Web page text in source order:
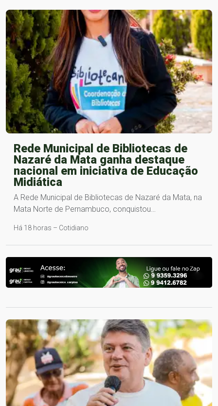
Rede Municipal de Bibliotecas de
Nazaré da Mata ganha destaque
nacional em iniciativa de Educação
Midiática
A Rede Municipal de Bibliotecas de Nazaré da Mata, na
Mata Norte de Pernambuco, conquistou…
Há 18 horas – Cotidiano